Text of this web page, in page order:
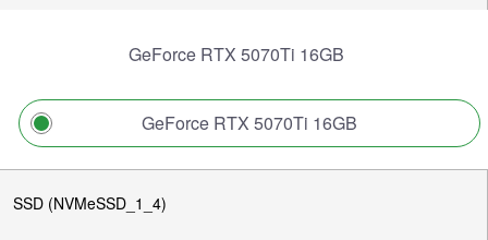
GeForce RTX 5070Ti 16GB
GeForce RTX 5070Ti 16GB
SSD (NVMeSSD_1_4)